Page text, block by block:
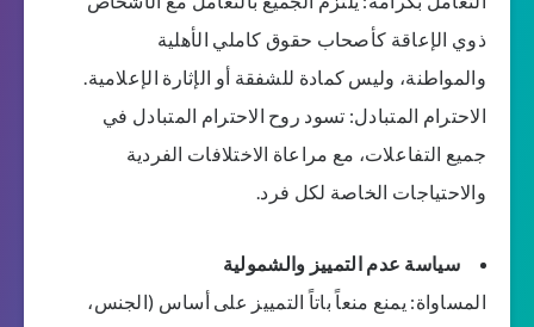
ذوي الإعاقة كأصحاب حقوق كاملي الأهلية
والمواطنة، وليس كمادة للشفقة أو الإثارة الإعلامية.
الاحترام المتبادل: تسود روح الاحترام المتبادل في
جميع التفاعلات، مع مراعاة الاختلافات الفردية
والاحتياجات الخاصة لكل فرد.
سياسة عدم التمييز والشمولية
المساواة: يمنع منعاً باتاً التمييز على أساس (الجنس،